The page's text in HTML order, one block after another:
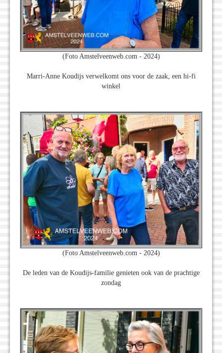
(Foto Amstelveenweb.com - 2024)
Marri-Anne Koudijs verwelkomt ons voor de zaak, een hi-fi
winkel
(Foto Amstelveenweb.com - 2024)
De leden van de Koudijs-familie genieten ook van de prachtige
zondag